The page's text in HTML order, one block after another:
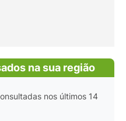
na sua região
nos últimos 14